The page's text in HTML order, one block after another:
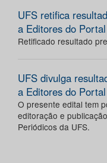
UFS retifica
a Editores do
Retificado resultado
UFS divulga
a Editores do
O presente edital tem
editoração e
Periódicos da UFS.